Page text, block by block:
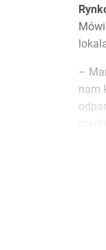
–
nam